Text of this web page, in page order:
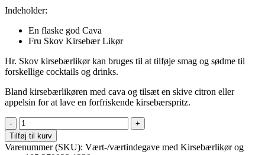
Indeholder:
En flaske god Cava
Fru Skov Kirsebær Likør
Hr. Skov kirsebærlikør kan bruges til at tilføje smag og sødme til
forskellige cocktails og drinks.
Bland kirsebærlikøren med cava og tilsæt en skive citron eller
appelsin for at lave en forfriskende kirsebærspritz.
Vært-/værtindegave
med
Kirsebærlikør
Tilføj til kurv
Varenummer (SKU): Vært-/værtindegave med Kirsebærlikør og